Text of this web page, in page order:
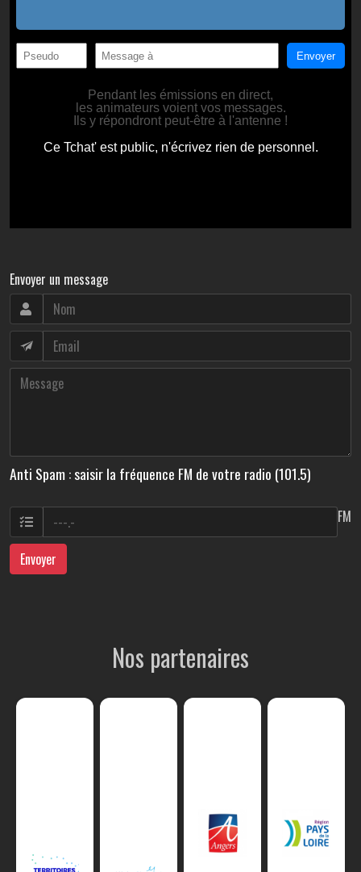
Envoyer un message
Anti Spam : saisir la fréquence FM de votre radio (101.5)
FM
Envoyer
Nos partenaires